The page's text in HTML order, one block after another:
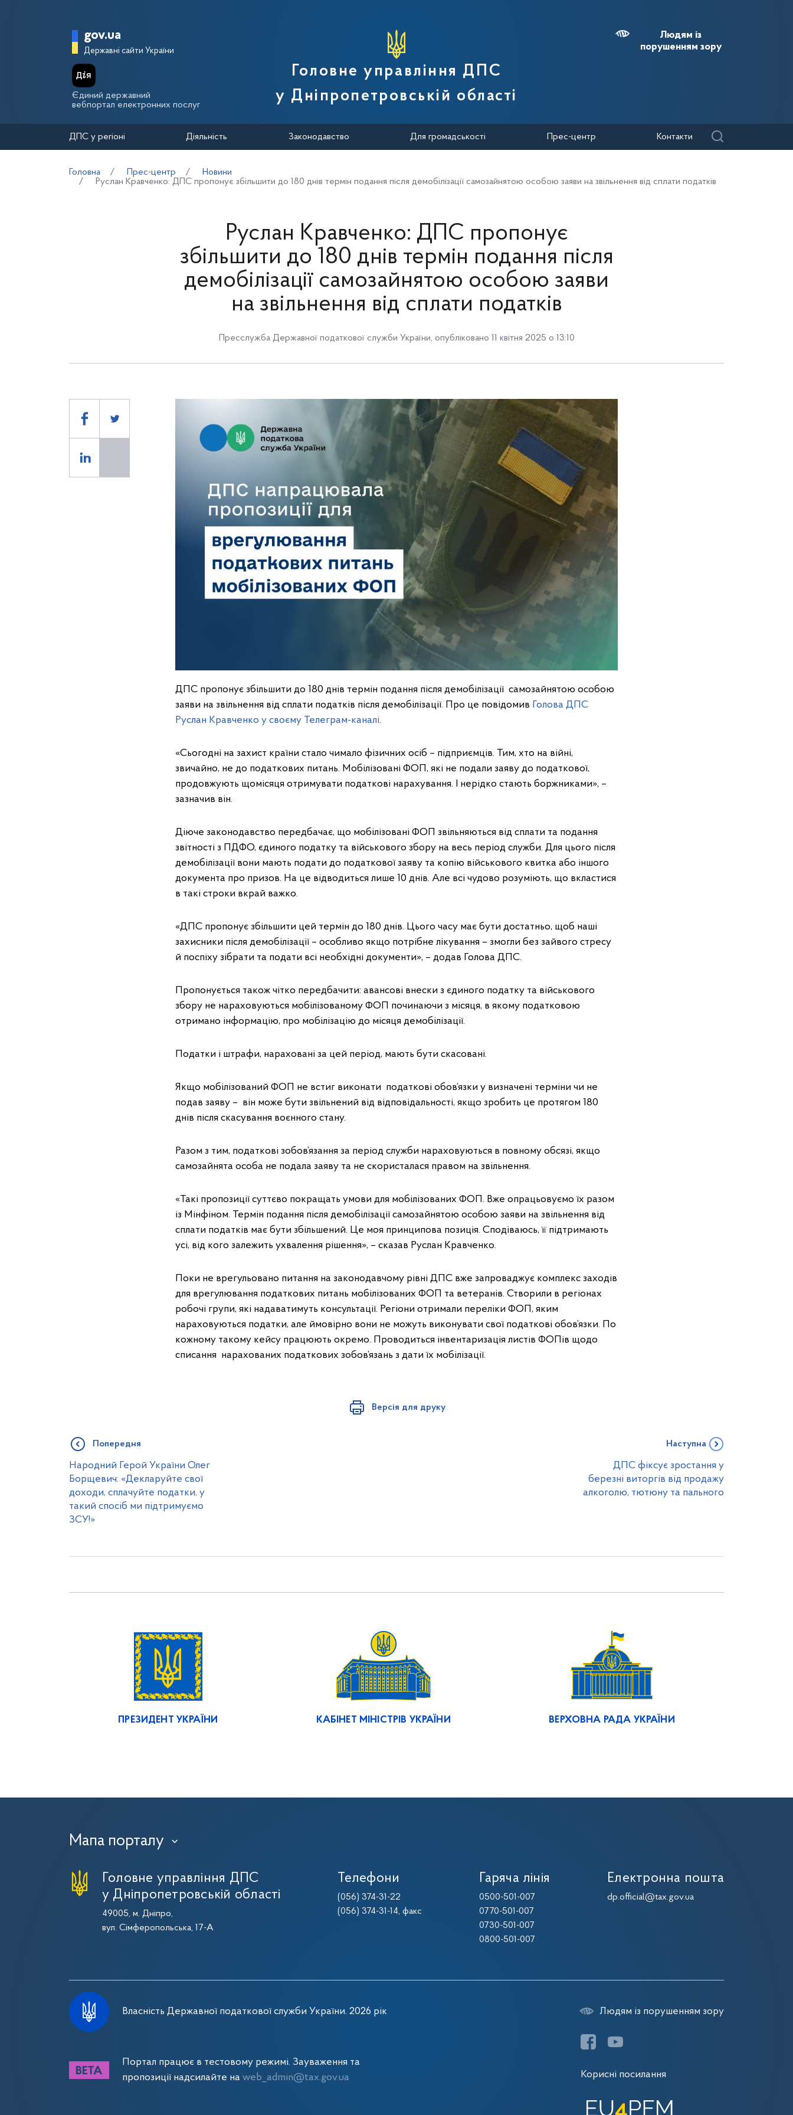
Головна сторінка Державної податкової служби України
gov.ua
Державні сайти України
Єдиний державний
вебпортал електронних послуг
Головне управління ДПС
у Дніпропетровській області
Людям із
порушенням зору
ДПС у регіоні Діяльність Законодавство Для громадськості Прес-центр Контакти
Головна Прес-центр
Новини
Руслан Кравченко: ДПС пропонує збільшити до 180 днів термін подання після демобілізації самозайнятою особою заяви на звільнення від сплати податків
Руслан Кравченко: ДПС пропонує
збільшити до 180 днів термін подання після
демобілізації самозайнятою особою заяви
на звільнення від сплати податків
Пресслужба Державної податкової служби України, опубліковано 11 квітня 2025 о 13:10
ДПС пропонує збільшити до 180 днів термін подання після демобілізації самозайнятою особою
заяви на звільнення від сплати податків після демобілізації. Про це повідомив Голова ДПС
Руслан Кравченко у своєму Телеграм-каналі.
«Сьогодні на захист країни стало чимало фізичних осіб – підприємців. Тим, хто на війні,
звичайно, не до податкових питань. Мобілізовані ФОП, які не подали заяву до податкової,
продовжують щомісяця отримувати податкові нарахування. І нерідко стають боржниками», –
зазначив він.
Діюче законодавство передбачає, що мобілізовані ФОП звільняються від сплати та подання
звітності з ПДФО, єдиного податку та військового збору на весь період служби. Для цього після
демобілізації вони мають подати до податкової заяву та копію військового квитка або іншого
документа про призов. На це відводиться лише 10 днів. Але всі чудово розуміють, що вкластися
в такі строки вкрай важко.
«ДПС пропонує збільшити цей термін до 180 днів. Цього часу має бути достатньо, щоб наші
захисники після демобілізації – особливо якщо потрібне лікування – змогли без зайвого стресу
й поспіху зібрати та подати всі необхідні документи», – додав Голова ДПС.
Пропонується також чітко передбачити: авансові внески з єдиного податку та військового
збору не нараховуються мобілізованому ФОП починаючи з місяця, в якому податковою
отримано інформацію, про мобілізацію до місяця демобілізації.
Податки і штрафи, нараховані за цей період, мають бути скасовані.
Якщо мобілізований ФОП не встиг виконати податкові обов’язки у визначені терміни чи не
подав заяву – він може бути звільнений від відповідальності, якщо зробить це протягом 180
днів після скасування воєнного стану.
Разом з тим, податкові зобов’язання за період служби нараховуються в повному обсязі, якщо
самозайнята особа не подала заяву та не скористалася правом на звільнення.
«Такі пропозиції суттєво покращать умови для мобілізованих ФОП. Вже опрацьовуємо їх разом
із Мінфіном. Термін подання після демобілізації самозайнятою особою заяви на звільнення від
сплати податків має бути збільшений. Це моя принципова позиція. Сподіваюсь, її підтримають
усі, від кого залежить ухвалення рішення», – сказав Руслан Кравченко.
Поки не врегульовано питання на законодавчому рівні ДПС вже запроваджує комплекс заходів
для врегулювання податкових питань мобілізованих ФОП та ветеранів. Створили в регіонах
робочі групи, які надаватимуть консультації. Регіони отримали переліки ФОП, яким
нараховуються податки, але ймовірно вони не можуть виконувати свої податкові обов’язки. По
кожному такому кейсу працюють окремо. Проводиться інвентаризація листів ФОПів щодо
списання нарахованих податкових зобов’язань з дати їх мобілізації.
Версія для друку
Попередня
Народний Герой України Олег
Борщевич: «Декларуйте свої
доходи, сплачуйте податки, у
такий спосіб ми підтримуємо
ЗСУ!»
Наступна
ДПС фіксує зростання у
березні виторгів від продажу
алкоголю, тютюну та пального
ПРЕЗИДЕНТ УКРАЇНИ КАБІНЕТ МІНІСТРІВ УКРАЇНИ ВЕРХОВНА РАДА УКРАЇНИ
Мапа порталу ›
Головне управління ДПС
у Дніпропетровській області
49005, м. Дніпро,
вул. Сімферопольська, 17-А
Телефони
(056) 374-31-22
(056) 374-31-14, факс
Гаряча лінія
0500-501-007
0770-501-007
0730-501-007
0800-501-007
Електронна пошта
dp.official@tax.gov.ua
Власність Державної податкової служби України. 2026 рік
Портал працює в тестовому режимі. Зауваження та
пропозиції надсилайте на web_admin@tax.gov.ua
Людям із порушенням зору
Корисні посилання